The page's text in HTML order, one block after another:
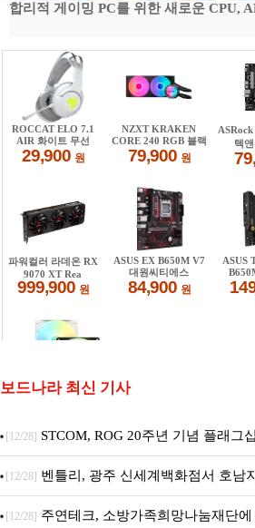
합리적 게이밍 PC를 위한 새로운 CPU,
보드나라 최신 기사
[12/28] STCOM, ROG 20주년 기념 플래그
Crosshair X870E EDITION 20 국내 출시
[12/28] 벤틀리, 광주 신세계백화점서 호남
픈
[12/28] 주연테크, 소방가족희망나눔재단